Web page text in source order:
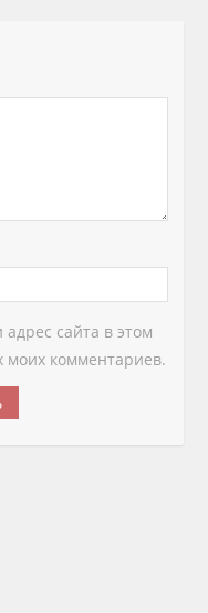
сайта в этом
моих комментариев.